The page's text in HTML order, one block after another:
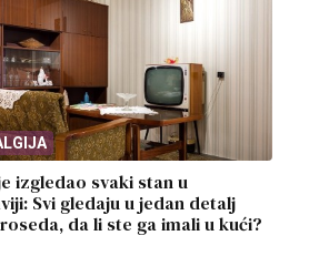
izgledao svaki stan u
Svi gledaju u jedan detalj
da li ste ga imali u kući?